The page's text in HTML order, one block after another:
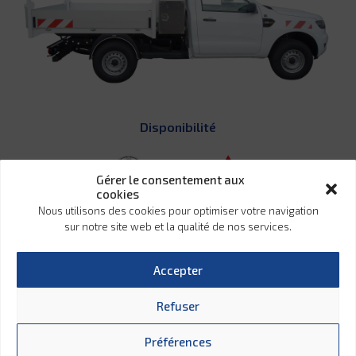
Gérer le consentement aux
cookies
Nous utilisons des cookies pour optimiser votre navigation
sur notre site web et la qualité de nos services.
Accepter
Refuser
Préférences
Disponibilité
Fabriquée en France par STIRAM selon conception et